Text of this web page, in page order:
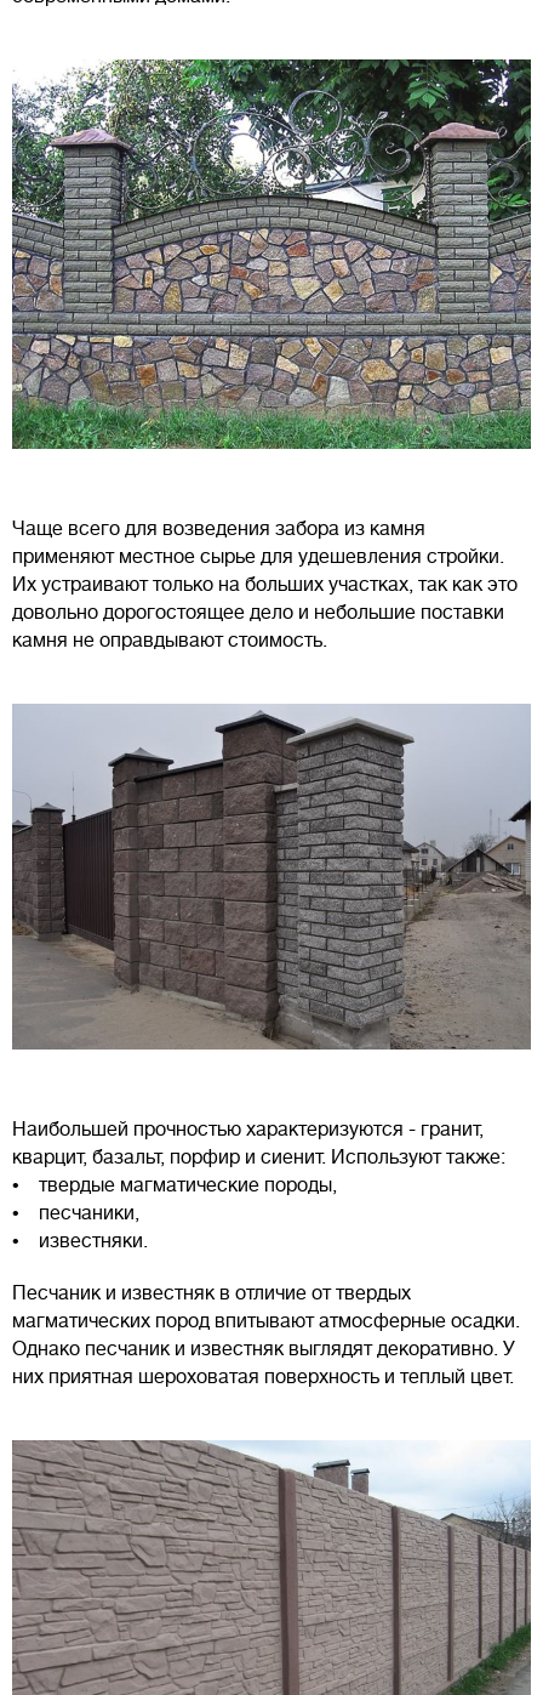
Чаще всего для возведения забора из камня
применяют местное сырье для удешевления стройки.
Их устраивают только на больших участках, так как это
довольно дорогостоящее дело и небольшие поставки
камня не оправдывают стоимость.
Наибольшей прочностью характеризуются - гранит,
кварцит, базальт, порфир и сиенит. Используют также:
• твердые магматические породы,
• песчаники,
• известняки.
Песчаник и известняк в отличие от твердых
магматических пород впитывают атмосферные осадки.
Однако песчаник и известняк выглядят декоративно. У
них приятная шероховатая поверхность и теплый цвет.